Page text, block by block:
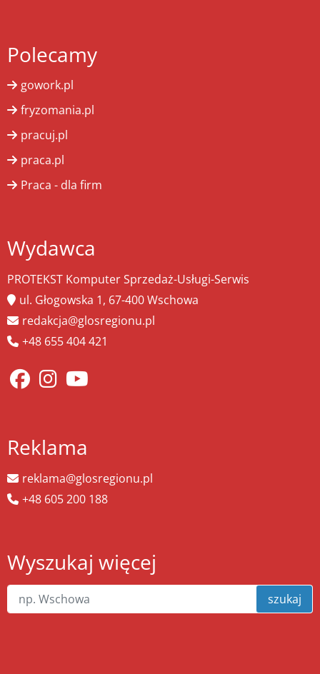
Polecamy
gowork.pl
fryzomania.pl
pracuj.pl
praca.pl
Praca - dla firm
Wydawca
PROTEKST Komputer Sprzedaż-Usługi-Serwis
ul. Głogowska 1, 67-400 Wschowa
redakcja@glosregionu.pl
+48 655 404 421
Reklama
reklama@glosregionu.pl
+48 605 200 188
Wyszukaj więcej
szukaj